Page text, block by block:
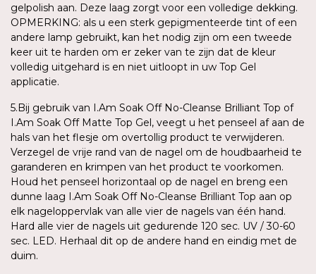
gelpolish aan. Deze laag zorgt voor een volledige dekking.
OPMERKING: als u een sterk gepigmenteerde tint of een
andere lamp gebruikt, kan het nodig zijn om een tweede
keer uit te harden om er zeker van te zijn dat de kleur
volledig uitgehard is en niet uitloopt in uw Top Gel
applicatie.
5.Bij gebruik van I.Am Soak Off No-Cleanse Brilliant Top of
I.Am Soak Off Matte Top Gel, veegt u het penseel af aan de
hals van het flesje om overtollig product te verwijderen.
Verzegel de vrije rand van de nagel om de houdbaarheid te
garanderen en krimpen van het product te voorkomen.
Houd het penseel horizontaal op de nagel en breng een
dunne laag I.Am Soak Off No-Cleanse Brilliant Top aan op
elk nageloppervlak van alle vier de nagels van één hand.
Hard alle vier de nagels uit gedurende 120 sec. UV / 30-60
sec. LED. Herhaal dit op de andere hand en eindig met de
duim.